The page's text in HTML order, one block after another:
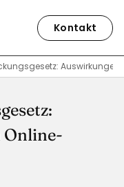
Kontakt
Online-